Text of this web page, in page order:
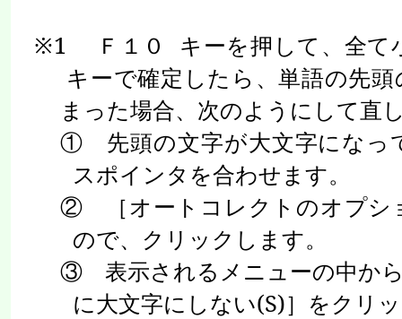
※1 Ｆ１０
キーを押して、全
キーで確定したら、単語の先
まった場合、次のようにして直
① 先頭の文字が大文字になっ
スポインタを合わせます。
② ［オートコレクトのオプシ
ので、クリックします。
③ 表示されるメニューの中か
に大文字にしない(S)］をクリ